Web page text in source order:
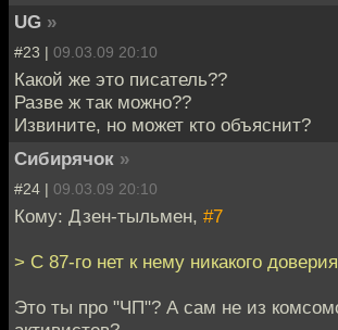
UG »
#23 | 09.03.09 20:10
Какой же это писатель??
Разве ж так можно??
Извините, но может кто объяснит?
Сибирячок »
#24 | 09.03.09 20:10
Кому: Дзен-тыльмен, #7
> С 87-го нет к нему никакого
Это ты про "ЧП"? А сам не из